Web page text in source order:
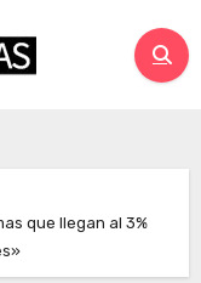
que llegan al 3%